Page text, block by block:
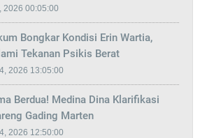
2026 00:05:00
Bongkar Kondisi Erin Wartia,
Tekanan Psikis Berat
2026 13:05:00
Berdua! Medina Dina Klarifikasi
Gading Marten
2026 12:50:00